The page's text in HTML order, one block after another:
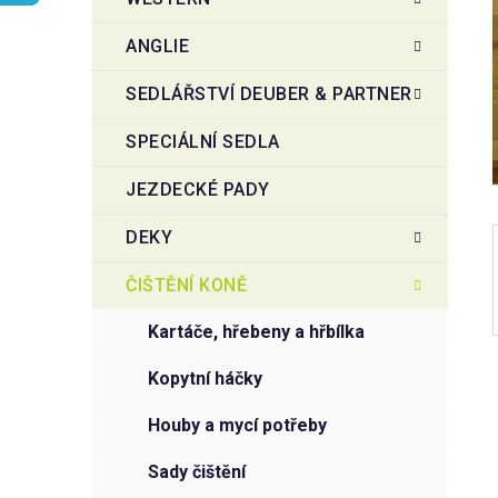
n
í
n
l
ANGLIE
SEDLÁŘSTVÍ DEUBER & PARTNER
SPECIÁLNÍ SEDLA
JEZDECKÉ PADY
DEKY
ČIŠTĚNÍ KONĚ
kartáče, hřebeny a hřbílka
kopytní háčky
houby a mycí potřeby
sady čištění